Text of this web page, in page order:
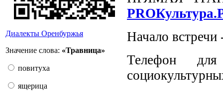
Диалекты Оренбуржья
Значение слова: «Травница»
повитуха
ящерица
Начало
Телефон